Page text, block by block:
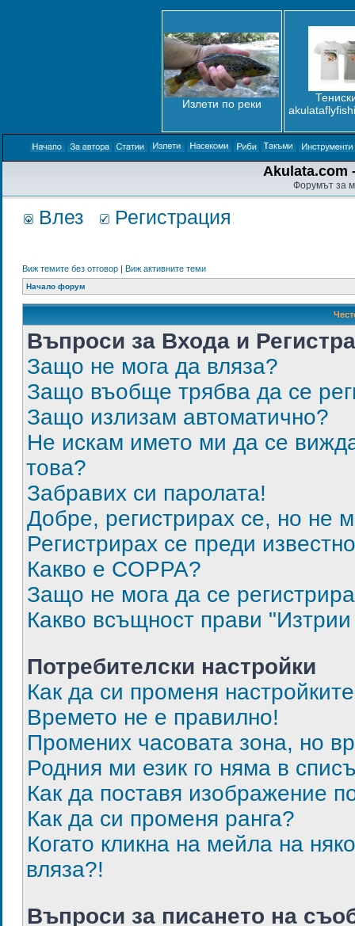
Излети по реки
Akulata.com
Форумът за
Влез Регистрация
Виж темите без отговор| Виж активните теми
Начало форум
Въпроси за Входа и
Защо не мога да вляза?
Защо въобще трябва да се
Защо излизам автоматично?
Не искам името ми да се
това?
Забравих си паролата!
Добре, регистрирах се, но не
Регистрирах се преди
Какво е COPPA?
Защо не мога да се
Какво всъщност прави "Изтрии
Потребителски настройки
Как да си променя
Времето не е правилно!
Промених часовата зона, но
Родния ми език го няма в
Как да поставя изображение
Как да си променя ранга?
Когато кликна на мейла на
вляза?!
Въпроси за писането на